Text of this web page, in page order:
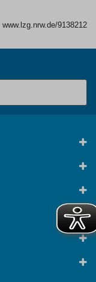
www.lzg.nrw.de/9138212